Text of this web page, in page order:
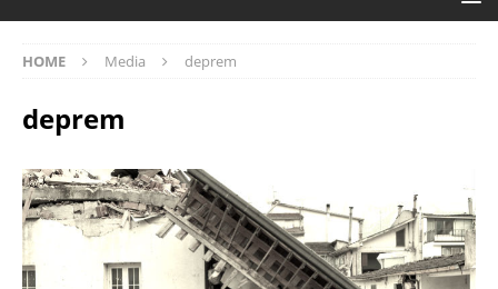
HOME Media deprem
deprem